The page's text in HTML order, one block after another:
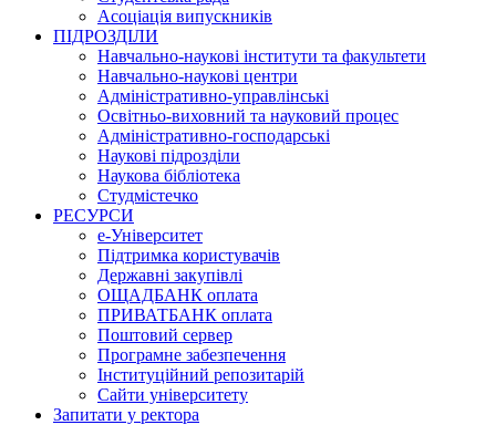
Асоціація випускників
ПІДРОЗДІЛИ
Навчально-наукові інститути та факультети
Навчально-наукові центри
Адміністративно-управлінські
Освітньо-виховний та науковий процес
Адміністративно-господарські
Наукові підрозділи
Наукова бібліотека
Студмістечко
РЕСУРСИ
е-Університет
Підтримка користувачів
Державні закупівлі
ОЩАДБАНК оплата
ПРИВАТБАНК оплата
Поштовий сервер
Програмне забезпечення
Інституційний репозитарій
Сайти університету
Запитати у ректора